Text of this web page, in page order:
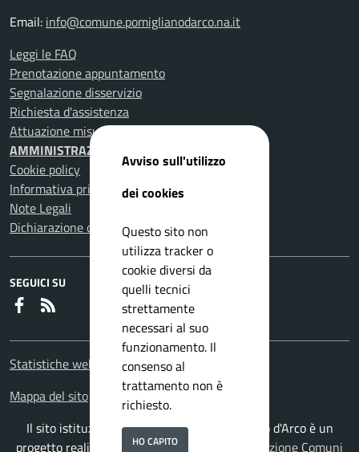
Email: info@comune.pomiglianodarco.na.it
Leggi le FAQ
Prenotazione appuntamento
Segnalazione disservizio
Richiesta d'assistenza
Attuazione misure PNRR
AMMINISTRAZIONE TRASPARENTE
Cookie policy
Informativa privacy
Note Legali
Dichiarazione di accessibilità
SEGUICI SU
Faceboook
Statistiche web
Mappa del sito
Il sito istituzionale del Comune di Pomigliano d'Arco è un
progetto realizzato daISWEB S.p.A. Soluzione Comuni
Avviso sull'utilizzo
dei cookies
Questo sito non
utilizza tracker o
cookie diversi da
quelli tecnici
strettamente
necessari al suo
funzionamento. Il
consenso al
trattamento non è
richiesto.
HO CAPITO